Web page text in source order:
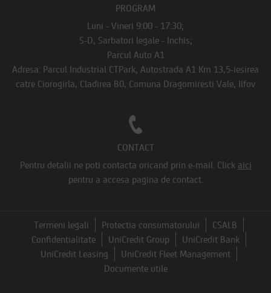
PROGRAM
Luni - Vineri 9:00 - 17:30;
S-D, Sarbatori legale - Inchis;
Parcul Auto A1
Adresa: Parcul Industrial CTPark, Autostrada A1 Km 13,5-iesirea
catre Ciorogirla, Cladirea B0, Comuna Dragomiresti Vale, Ilfov
CONTACT
Pentru detalii ne poti contacta oricand prin e-mail. Click aici
pentru a accesa pagina de contact.
Termeni legali Protectia consumatorului
CSALB
Confidentialitate
UniCredit Group
UniCredit Bank
UniCredit Leasing
UniCredit Fleet Management
Documente utile